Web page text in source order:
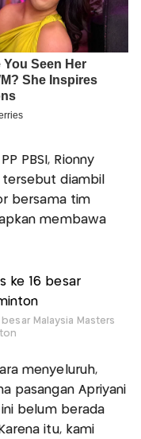
PBSI, Rionny
tersebut diambil
bersama tim
membawa
Malaysia Masters
menyeluruh,
pasangan Apriyani
ini belum berada
itu, kami